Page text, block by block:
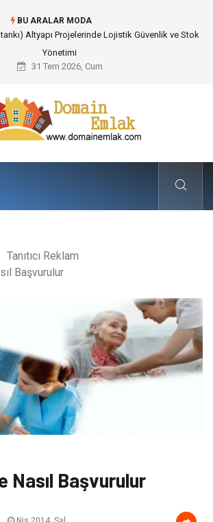
BU ARALAR MODA
Kesintisiz Poker Deneyimi İçin Profesyonel Destek
31 Tem 2026, Cum
Tanıtıcı Reklam
Başvurulur
Nasıl Başvurulur